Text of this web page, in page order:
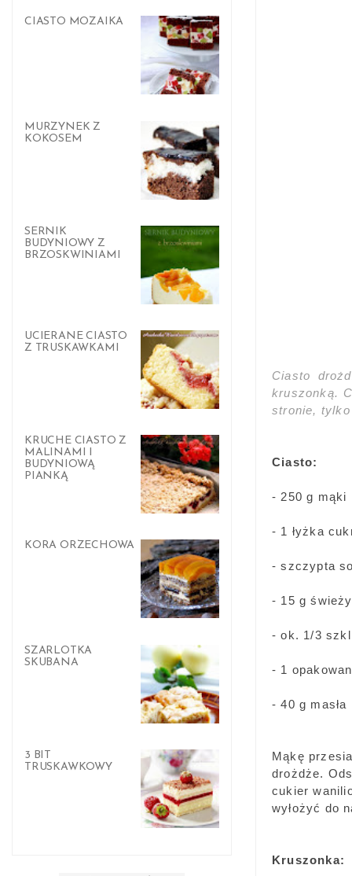
Ciasto
kruszonką.
stronie, tylko
Ciasto:
- 250 g mąki
- 1 łyżka
- szczypta
- 15 g
- ok. 1/3
- 1
- 40 g masła
Mąkę
drożdże.
cukier
wyłożyć do
Kruszonka:
CIASTO MOZAIKA
MURZYNEK Z
KOKOSEM
SERNIK
BUDYNIOWY Z
BRZOSKWINIAMI
UCIERANE CIASTO
Z TRUSKAWKAMI
KRUCHE CIASTO Z
MALINAMI I
BUDYNIOWĄ
PIANKĄ
KORA ORZECHOWA
SZARLOTKA
SKUBANA
3 BIT
TRUSKAWKOWY